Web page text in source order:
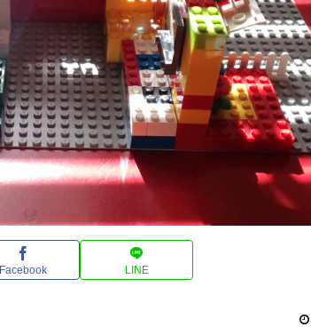
Facebook LINE